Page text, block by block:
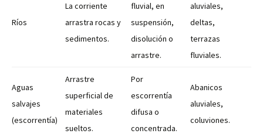
Ríos
La corriente
arrastra rocas y
sedimentos.
fluvial, en
suspensión,
disolución o
arrastre.
aluviales,
deltas,
terrazas
fluviales.
Aguas
salvajes
(escorrentía)
Arrastre
superficial de
materiales
sueltos.
Por
escorrentía
difusa o
concentrada.
Abanicos
aluviales,
coluviones.